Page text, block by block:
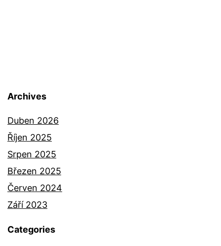
Archives
Duben 2026
Říjen 2025
Srpen 2025
Březen 2025
Červen 2024
Září 2023
Categories